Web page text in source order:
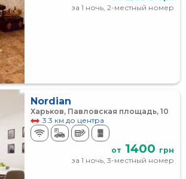
за 1 ночь, 2-местный номер
Nordian
Харьков, Павловская площадь, 10
3.3 км до центра
от 1400 грн
за 1 ночь, 3-местный номер